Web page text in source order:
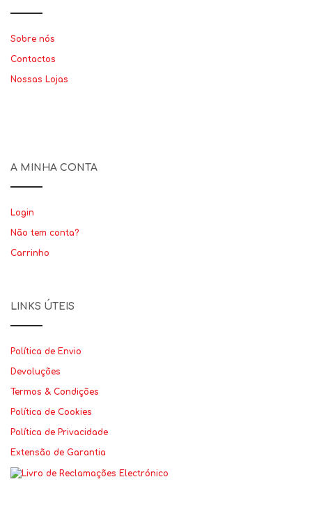
Sobre nós
Contactos
Nossas Lojas
A MINHA CONTA
Login
Não tem conta?
Carrinho
LINKS ÚTEIS
Política de Envio
Devoluções
Termos & Condições
Política de Cookies
Política de Privacidade
Extensão de Garantia